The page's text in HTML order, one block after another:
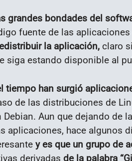
grandes bondades del
fuente de las
la aplicación, claro
siga estando disponible al
tiempo han surgió
de las distribuciones de
Debian. Aun que dejando de
aplicaciones, hace algunos
y es que un grupo de
derivadas de la palabra